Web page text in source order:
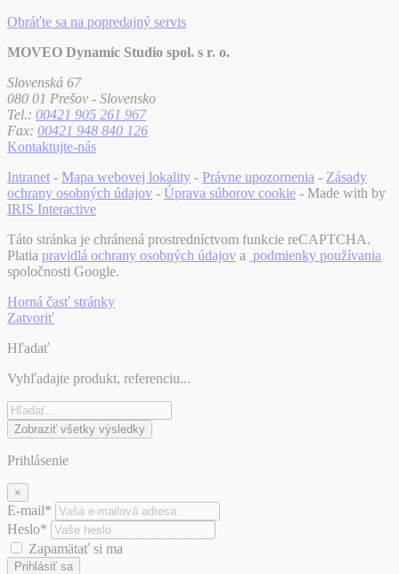
Obráťte sa na popredajný servis
MOVEO Dynamic Studio spol. s r. o.
Slovenská 67
080 01 Prešov - Slovensko
Tel.: 00421 905 261 967
Fax: 00421 948 840 126
Kontaktujte-nás
Intranet - Mapa webovej lokality - Právne upozornenia - Zásady
ochrany osobných údajov - Úprava súborov cookie - Made with by
IRIS Interactive
Táto stránka je chránená prostredníctvom funkcie reCAPTCHA.
Platia pravidlá ochrany osobných údajov a podmienky používania
spoločnosti Google.
Horná časť stránky
Zatvoriť
Hľadať
Vyhľadajte produkt, referenciu...
Zobraziť všetky výsledky
Prihlásenie
×
E-mail*
Heslo*
Zapamätať si ma
Prihlásiť sa